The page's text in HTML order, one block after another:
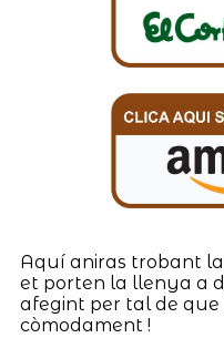
Aquí aniras trobant
et porten la llenya a
afegint per tal de que
còmodament !